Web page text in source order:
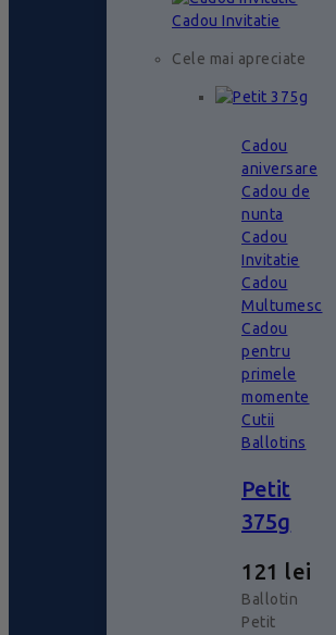
Cadou Invitatie
Cele mai apreciate
Cadou
aniversare
Cadou de
nunta
Cadou
Invitatie
Cadou
Multumesc
Cadou
pentru
primele
momente
Cutii
Ballotins
Petit
375g
121 lei
Ballotin
Petit